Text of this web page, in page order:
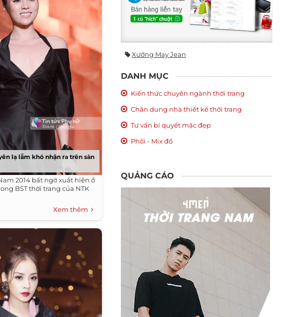
lạ lẫm khó nhận ra trên sàn
2014 bất ngờ xuất hiện ở
BST thời trang của NTK
Xem thêm
Xưởng May Jean
DANH MỤC
Kiến thức chuyên ngành thời trang
Chân dung nhà thiết kế thời trang
Tư vấn bí quyết mặc đẹp
Phối - Mix đồ
QUẢNG CÁO